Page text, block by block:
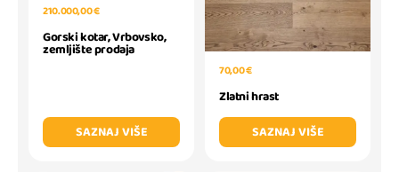
210.000,00 €
Gorski kotar, Vrbovsko,
zemljište prodaja
SAZNAJ VIŠE
70,00 €
Zlatni hrast
SAZNAJ VIŠE